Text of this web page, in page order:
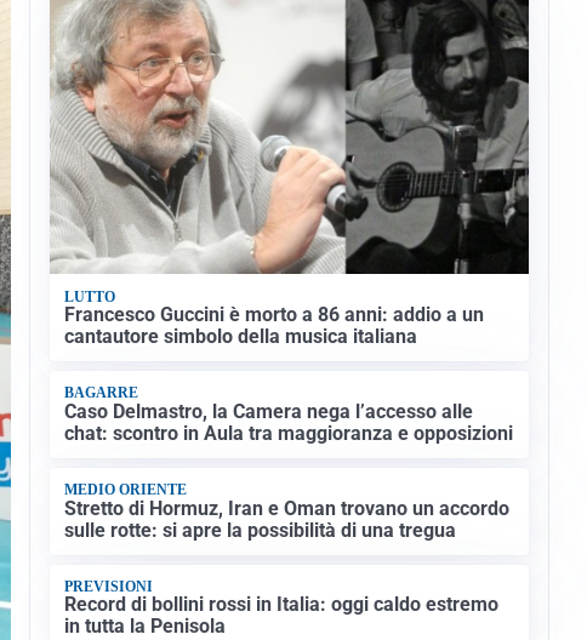
LUTTO
Francesco Guccini è morto a 86 anni: addio a un
cantautore simbolo della musica italiana
BAGARRE
Caso Delmastro, la Camera nega l’accesso alle
chat: scontro in Aula tra maggioranza e opposizioni
MEDIO ORIENTE
Stretto di Hormuz, Iran e Oman trovano un accordo
sulle rotte: si apre la possibilità di una tregua
PREVISIONI
Record di bollini rossi in Italia: oggi caldo estremo
in tutta la Penisola